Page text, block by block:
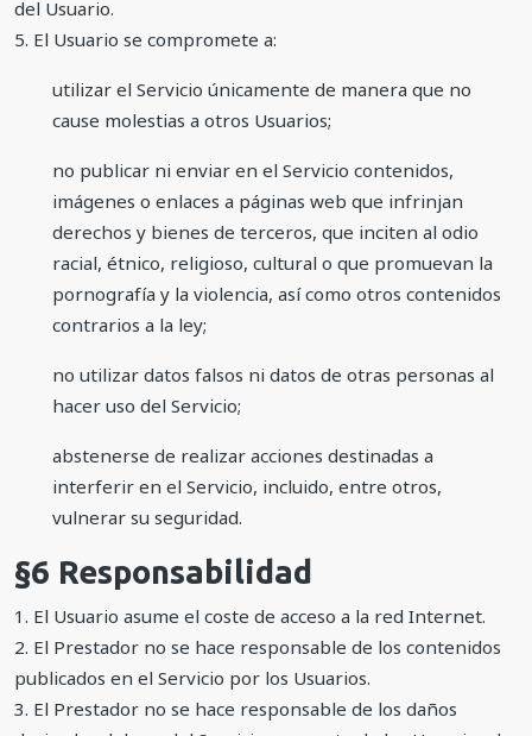
del Usuario.
5. El Usuario se compromete a:
utilizar el Servicio únicamente de manera que no
cause molestias a otros Usuarios;
no publicar ni enviar en el Servicio contenidos,
imágenes o enlaces a páginas web que infrinjan
derechos y bienes de terceros, que inciten al odio
racial, étnico, religioso, cultural o que promuevan la
pornografía y la violencia, así como otros contenidos
contrarios a la ley;
no utilizar datos falsos ni datos de otras personas al
hacer uso del Servicio;
abstenerse de realizar acciones destinadas a
interferir en el Servicio, incluido, entre otros,
vulnerar su seguridad.
§6 Responsabilidad
1. El Usuario asume el coste de acceso a la red Internet.
2. El Prestador no se hace responsable de los contenidos
publicados en el Servicio por los Usuarios.
3. El Prestador no se hace responsable de los daños